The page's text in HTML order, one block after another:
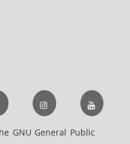
GNU General Public